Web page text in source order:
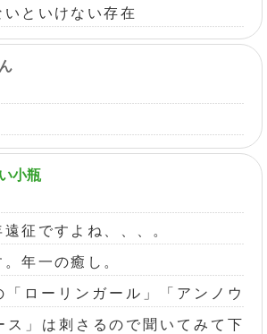
といけない存在
小瓶
征ですよね、、、。
年一の癒し。
ローリンガール」「アンノウ
ス」は刺さるので聞いてみて下